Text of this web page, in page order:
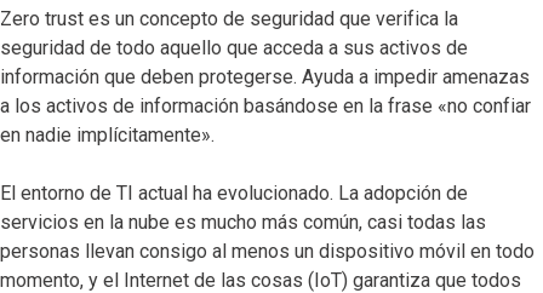
Zero trust es un concepto de seguridad que verifica la
seguridad de todo aquello que acceda a sus activos de
información que deben protegerse. Ayuda a impedir amenazas
a los activos de información basándose en la frase «no confiar
en nadie implícitamente».
El entorno de TI actual ha evolucionado. La adopción de
servicios en la nube es mucho más común, casi todas las
personas llevan consigo al menos un dispositivo móvil en todo
momento, y el Internet de las cosas (IoT) garantiza que todos